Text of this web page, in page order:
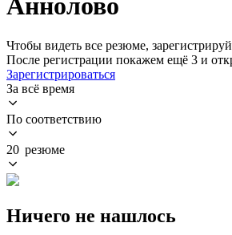
Аннолово
Чтобы видеть все резюме,
После регистрации покажем ещё 3 и
Зарегистрироваться
За всё время
По соответствию
20 резюме
Ничего не нашлось